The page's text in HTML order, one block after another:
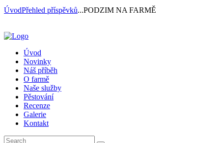
ÚvodPřehled příspěvků...PODZIM NA FARMĚ
Úvod
Novinky
Náš příběh
O farmě
Naše služby
Pěstování
Recenze
Galerie
Kontakt